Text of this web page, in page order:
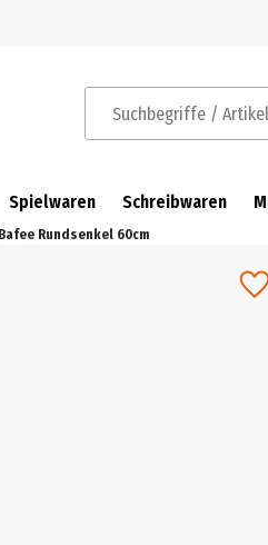
Suchbegriffe /
Spielwaren Schreibwaren
Bafee Rundsenkel 60cm